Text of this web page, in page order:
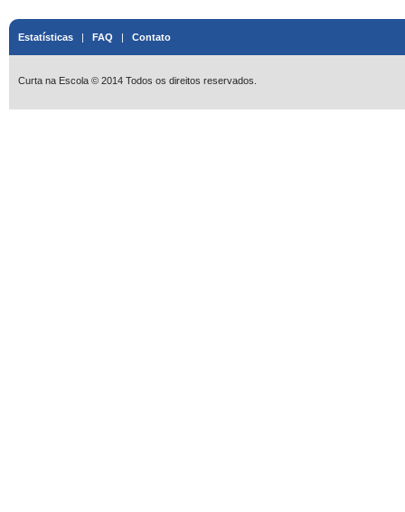
Estatísticas | FAQ | Contato
Curta na Escola © 2014 Todos os direitos reservados.